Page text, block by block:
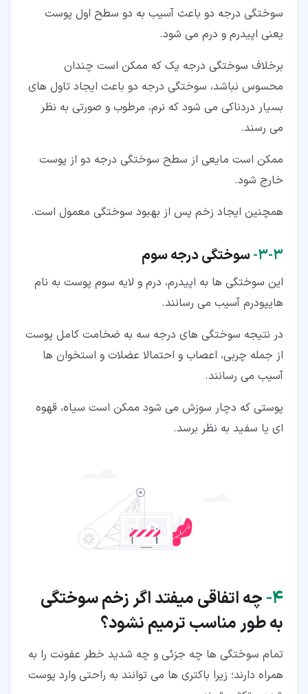
سوختگی درجه دو باعث آسیب به دو سطح اول پوست
یعنی اپیدرم و درم می شود.
برخلاف سوختگی درجه یک که ممکن است چندان
محسوس نباشد، سوختگی درجه دو باعث ایجاد تاول های
بسیار دردناکی می شود که نرم، مرطوب و صورتی به نظر
می رسند.
ممکن است مایعی از سطح سوختگی درجه دو از پوست
خارج شود.
همچنین ایجاد زخم پس از بهبود سوختگی معمول است.
۳‏-‏۳‏- سوختگی درجه سوم
این سوختگی ها به اپیدرم، درم و لایه سوم پوست به نام
هایپودرم آسیب می رسانند.
در نتیجه سوختگی های درجه سه به ضخامت کامل پوست
از جمله چربی، اعصاب و احتمالا عضلات و استخوان ها
آسیب می رسانند.
پوستی که دچار سوزش می شود ممکن است سیاه، قهوه
ای یا سفید به نظر برسد.
۴‏- چه اتفاقی میفتد اگر زخم سوختگی
به طور مناسب ترمیم نشود؟
تمام سوختگی ها چه جزئی و چه شدید خطر عفونت را به
همراه دارند؛ زیرا باکتری ها می توانند به راحتی وارد پوست